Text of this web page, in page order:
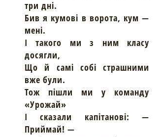
три дні.
Бив я кумові в ворота, кум —
мені.
І такого ми з ним класу
досягли,
Що й самі собі страшними
вже були.
Тож пішли ми у команду
«Урожай»
І сказали капітанові: —
Приймай! —